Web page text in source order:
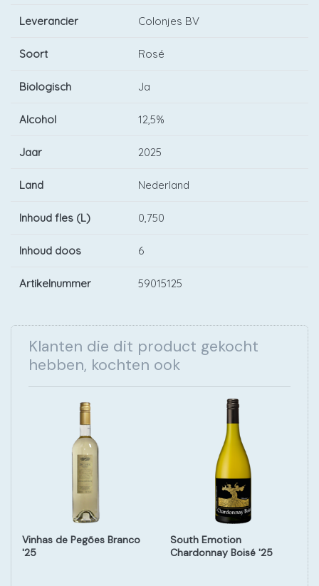
Leverancier Colonjes BV
Soort Rosé
Biologisch Ja
Alcohol 12,5%
Jaar 2025
Land Nederland
Inhoud fles (L) 0,750
Inhoud doos 6
Artikelnummer 59015125
Klanten die dit product gekocht
hebben, kochten ook
Vinhas de Pegões Branco
'25
South Emotion
Chardonnay Boisé '25